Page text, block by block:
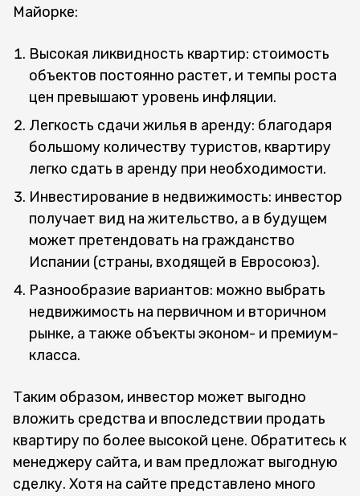
Майорке:
Высокая ликвидность квартир: стоимость
объектов постоянно растет, и темпы роста
цен превышают уровень инфляции.
Легкость сдачи жилья в аренду: благодаря
большому количеству туристов, квартиру
легко сдать в аренду при необходимости.
Инвестирование в недвижимость: инвестор
получает вид на жительство, а в будущем
может претендовать на гражданство
Испании (страны, входящей в Евросоюз).
Разнообразие вариантов: можно выбрать
недвижимость на первичном и вторичном
рынке, а также объекты эконом- и премиум-
класса.
Таким образом, инвестор может выгодно
вложить средства и впоследствии продать
квартиру по более высокой цене. Обратитесь к
менеджеру сайта, и вам предложат выгодную
сделку. Хотя на сайте представлено много